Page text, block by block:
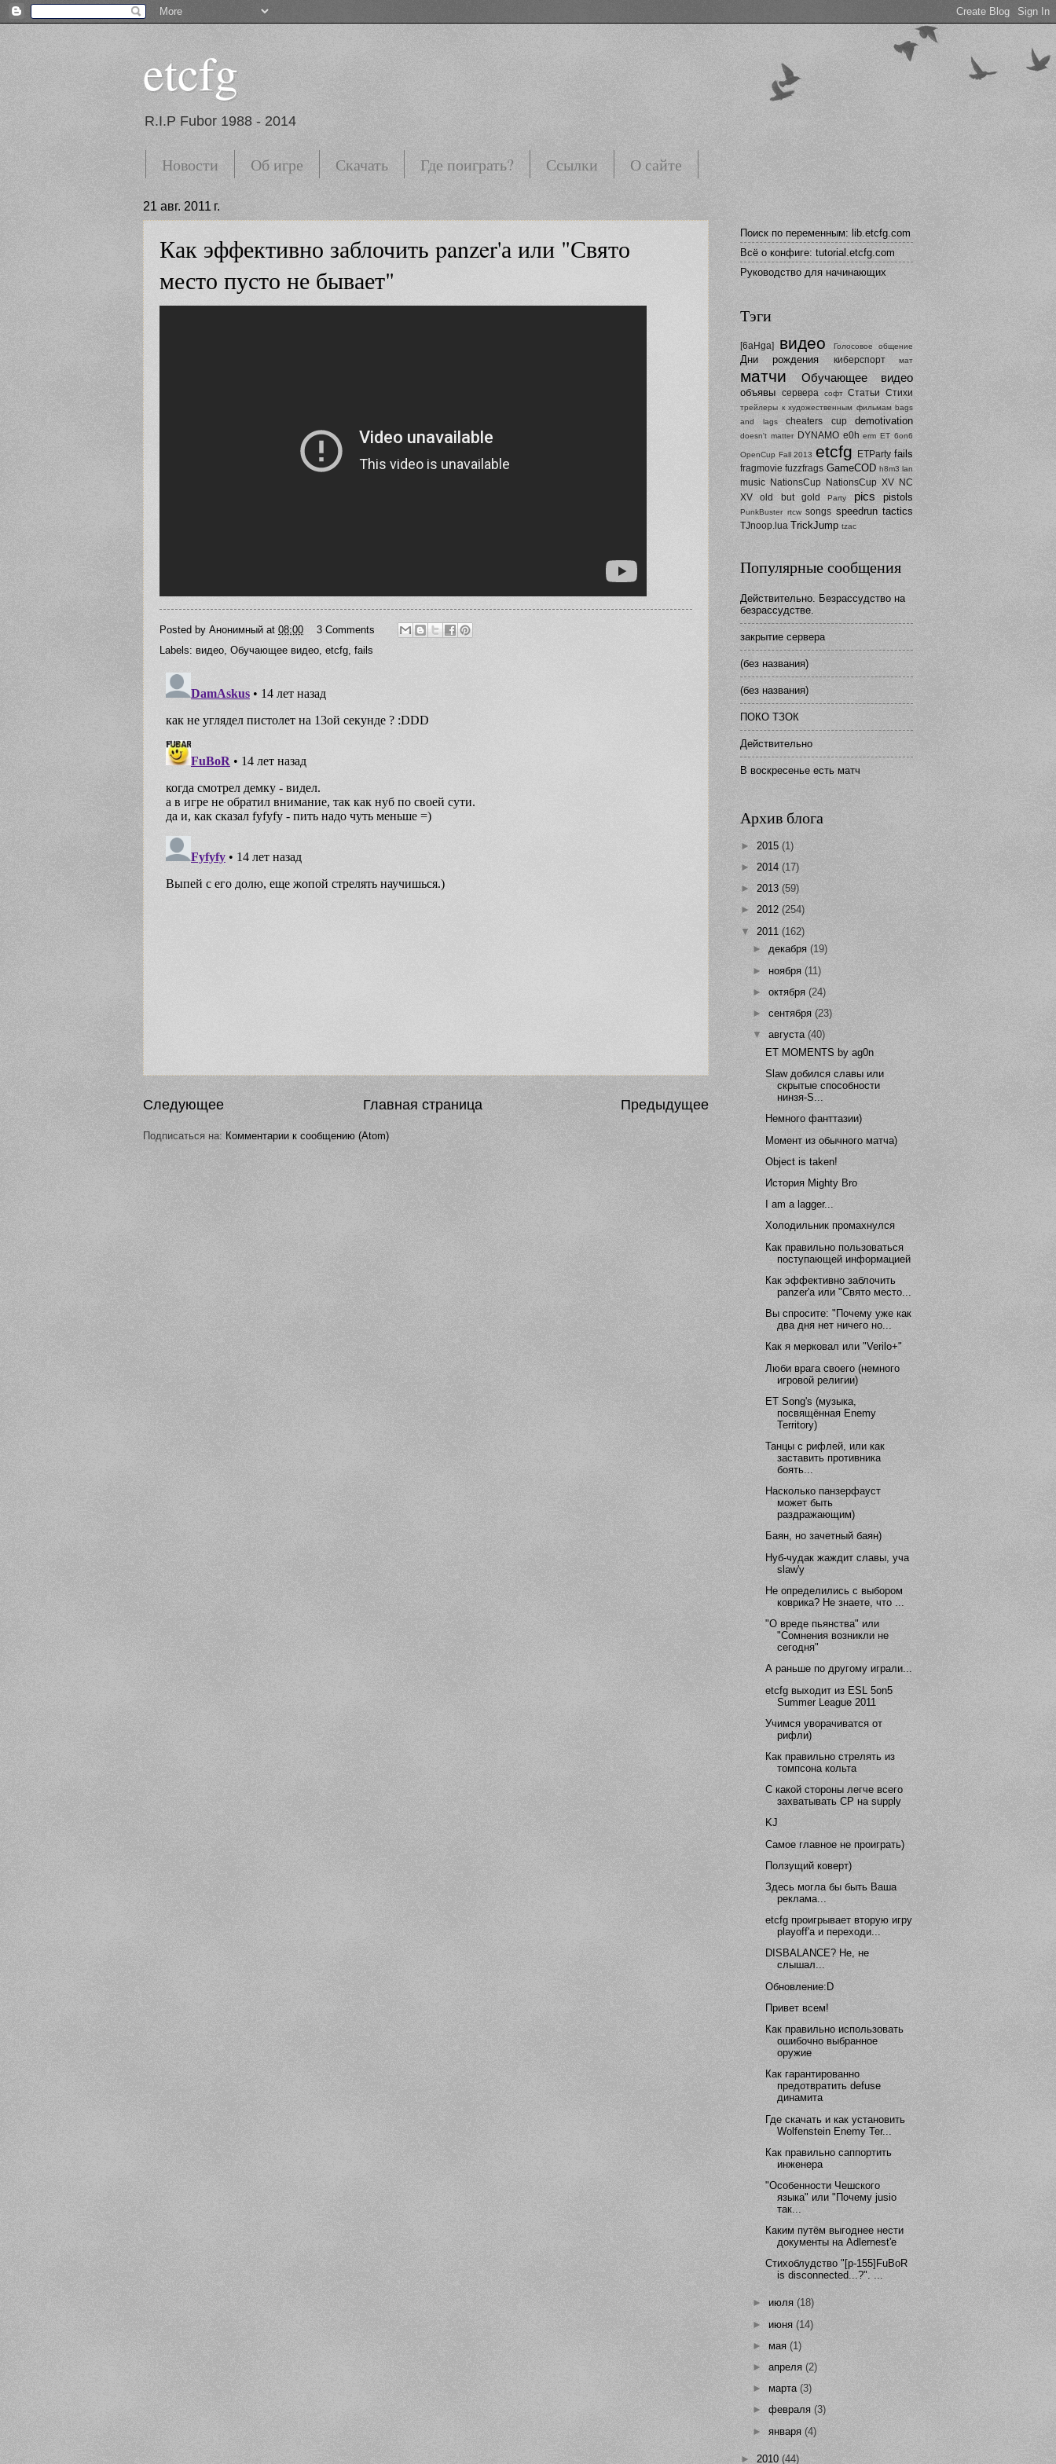
etcfg
R.I.P Fubor 1988 - 2014
Новости Об игре Скачать Где поиграть? Ссылки О сайте
21 авг. 2011 г.
Как эффективно заблочить panzer'а или "Свято
место пусто не бывает"
Posted by Анонимный at 08:00
3 Comments
Labels: видео, Обучающее видео, etcfg, fails
Следующее Предыдущее
Главная страница
Подписаться на: Комментарии к сообщению (Atom)
Поиск по переменным: lib.etcfg.com
Всё о конфиге: tutorial.etcfg.com
Руководство для начинающих
Тэги
[6aHga] видео Голосовое общение
Дни рождения киберспорт мат
матчи Обучающее видео
объявы сервера софт Статьи Стихи
трейлеры к художественным фильмам bags
and lags
cheaters cup demotivation
doesn't matter DYNAMO e0h erm ET 6on6
OpenCup Fall 2013 etcfg ETParty fails
fragmovie fuzzfrags GameCOD h8m3 lan
music NationsCup NationsCup XV
NC
XV
old but gold Party pics pistols
PunkBuster rtcw songs speedrun tactics
TJnoop.lua TrickJump tzac
Популярные сообщения
Действительно. Безрассудство на
безрассудстве.
закрытие сервера
(без названия)
(без названия)
ПОКО ТЗОК
Действительно
В воскресенье есть матч
Архив блога
► 2015 (1)
► 2014 (17)
► 2013 (59)
► 2012 (254)
▼ 2011 (162)
►декабря(19)
►ноября(11)
►октября(24)
►сентября(23)
▼августа(40)
ET MOMENTS by ag0n
Slaw добился славы или
скрытые способности
нинзя-S...
Немного фанттазии)
Момент из обычного матча)
Object is taken!
История Mighty Bro
I am a lagger...
Холодильник промахнулся
Как правильно пользоваться
поступающей информацией
Как эффективно заблочить
panzer'а или "Свято место...
Вы спросите: "Почему уже как
два дня нет ничего но...
Как я мерковал или "Verilo+"
Люби врага своего (немного
игровой религии)
ET Song's (музыка,
посвящённая Enemy
Territory)
Танцы с рифлей, или как
заставить противника
боять...
Насколько панзерфауст
может быть
раздражающим)
Баян, но зачетный баян)
Нуб-чудак жаждит славы, уча
slaw'у
Не определились с выбором
коврика? Не знаете, что ...
"О вреде пьянства" или
"Сомнения возникли не
сегодня"
А раньше по другому играли...
etcfg выходит из ESL 5on5
Summer League 2011
Учимся уворачиватся от
рифли)
Как правильно стрелять из
томпсона кольта
С какой стороны легче всего
захватывать CP на supply
KJ
Самое главное не проиграть)
Ползущий коверт)
Здесь могла бы быть Ваша
реклама...
etcfg проигрывает вторую игру
playoff'a и переходи...
DISBALANCE? Не, не
слышал...
Обновление:D
Привет всем!
Как правильно использовать
ошибочно выбранное
оружие
Как гарантированно
предотвратить defuse
динамита
Где скачать и как установить
Wolfenstein Enemy Ter...
Как правильно саппортить
инженера
"Особенности Чешского
языка" или "Почему jusio
так...
Каким путём выгоднее нести
документы на Adlernest'e
Стихоблудство "[p-155]FuBoR
is disconnected...?". ...
► июля(18)
► июня(14)
►мая (1)
►апреля(2)
►марта(3)
►февраля(3)
►января(4)
► 2010 (44)